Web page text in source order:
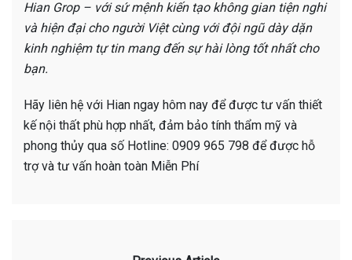
Hian Grop – với sứ mệnh kiến tạo không gian tiện nghi
và hiện đại cho người Việt cùng với đội ngũ dày dặn
kinh nghiệm tự tin mang đến sự hài lòng tốt nhất cho
bạn.
Hãy liên hệ với Hian ngay hôm nay để được tư vấn thiết
kế nội thất phù hợp nhất, đảm bảo tính thẩm mỹ và
phong thủy qua số Hotline: 0909 965 798 để được hỗ
trợ và tư vấn hoàn toàn Miễn Phí